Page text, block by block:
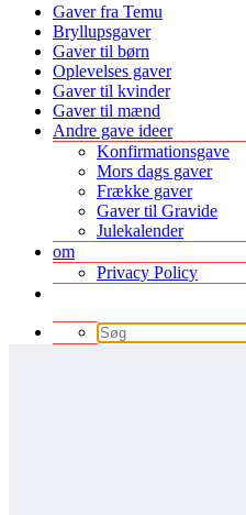
Gaver fra Temu
Bryllupsgaver
Gaver til børn
Oplevelses gaver
Gaver til kvinder
Gaver til mænd
Andre gave ideer
Konfirmationsgave
Mors dags gaver
Frække gaver
Gaver til Gravide
Julekalender
om
Privacy Policy